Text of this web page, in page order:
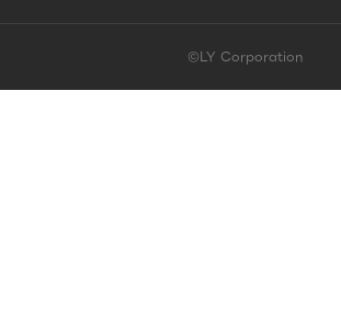
©LY Corporation
このコンテンツは掲載が終了しました |